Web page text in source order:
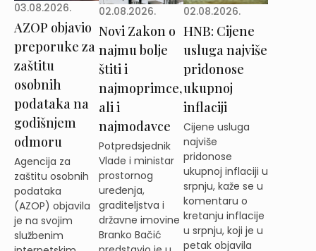
03.08.2026.
AZOP objavio
preporuke za
zaštitu
osobnih
podataka na
godišnjem
odmoru
Agencija za
zaštitu osobnih
podataka
(AZOP) objavila
je na svojim
službenim
02.08.2026.
Novi Zakon o
najmu bolje
štiti i
najmoprimce,
ali i
najmodavce
Potpredsjednik
Vlade i ministar
prostornog
uređenja,
graditeljstva i
državne imovine
Branko Bačić
02.08.2026.
HNB: Cijene
usluga najviše
pridonose
ukupnoj
inflaciji
Cijene usluga
najviše
pridonose
ukupnoj inflaciji u
srpnju, kaže se u
komentaru o
kretanju inflacije
u srpnju, koji je u
petak objavila